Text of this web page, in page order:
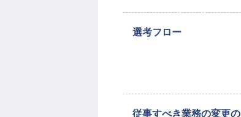
選考フロー
従事すべき業務の変更の